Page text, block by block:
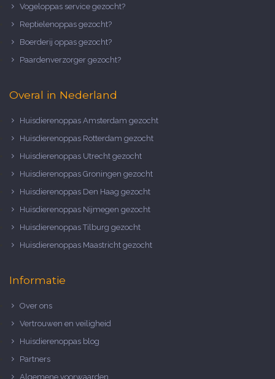
Vogeloppas service gezocht?
Reptielenoppas gezocht?
Boerderij oppas gezocht?
Paardenverzorger gezocht?
Overal in Nederland
Huisdierenoppas Amsterdam gezocht
Huisdierenoppas Rotterdam gezocht
Huisdierenoppas Utrecht gezocht
Huisdierenoppas Groningen gezocht
Huisdierenoppas Den Haag gezocht
Huisdierenoppas Nijmegen gezocht
Huisdierenoppas Tilburg gezocht
Huisdierenoppas Maastricht gezocht
Informatie
Over ons
Vertrouwen en veiligheid
Huisdierenoppas blog
Partners
Algemene voorwaarden